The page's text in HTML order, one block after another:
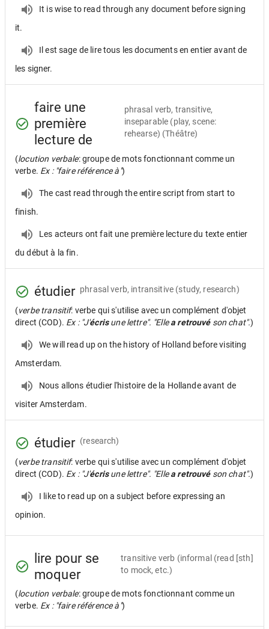
It is wise to read through any document before signing
it.
Il est sage de lire tous les documents en entier avant de
les signer.
faire une
première
lecture de
phrasal verb, transitive,
inseparable (play, scene:
rehearse) (Théâtre)
(locution verbale: groupe de mots fonctionnant comme un
verbe. Ex : "faire référence à")
The cast read through the entire script from start to
finish.
Les acteurs ont fait une première lecture du texte entier
du début à la fin.
étudier phrasal verb, intransitive (study, research)
(verbe transitif: verbe qui s'utilise avec un complément d'objet
direct (COD). Ex : "J'écrisune lettre". "Ellea retrouvéson chat".)
We will read up on the history of Holland before visiting
Amsterdam.
Nous allons étudier l'histoire de la Hollande avant de
visiter Amsterdam.
étudier (research)
(verbe transitif: verbe qui s'utilise avec un complément d'objet
direct (COD). Ex : "J'écrisune lettre". "Ellea retrouvéson chat".)
I like to read up on a subject before expressing an
opinion.
lire pour se
moquer
transitive verb (informal (read [sth]
to mock, etc.)
(locution verbale: groupe de mots fonctionnant comme un
verbe. Ex : "faire référence à")